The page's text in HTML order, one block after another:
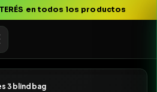
en todos los productos
3 blind bag